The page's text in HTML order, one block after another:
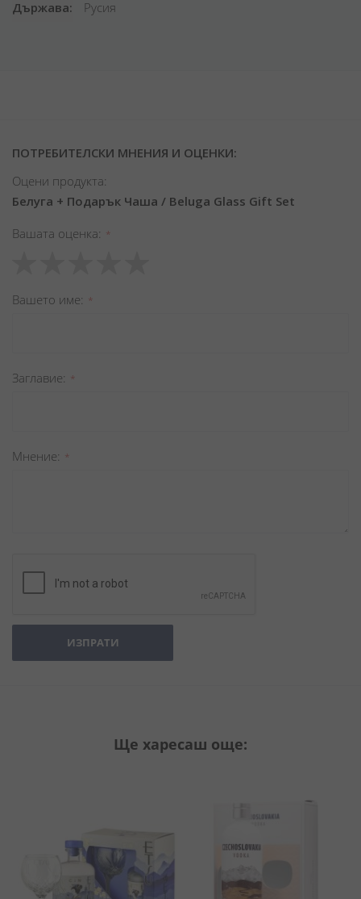
Държава Русия
ПОТРЕБИТЕЛСКИ МНЕНИЯ И ОЦЕНКИ:
Оцени продукта:
Белуга + Подарък Чаша / Beluga Glass Gift Set
Вашата оценка
star
stars
stars
stars
stars
Вашето име
Заглавиe
Мнение
ИЗПРАТИ
Ще харесаш още: